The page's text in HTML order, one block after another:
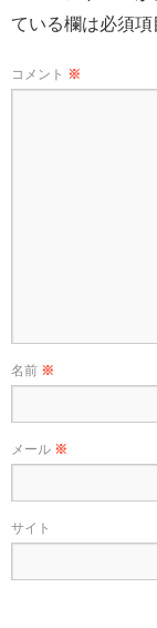
ている欄は必須項
コメント ※
名前 ※
メール ※
サイト